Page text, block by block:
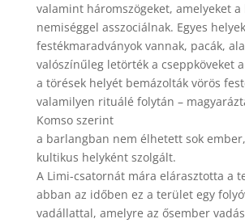
valamint háromszögeket, amelyeket a
nemiséggel asszociálnak. Egyes
festékmaradványok vannak, pacák,
valószínűleg letörték a cseppköveket
a törések helyét bemázolták vörös
valamilyen rituálé folytán –
Komso szerint
a barlangban nem élhetett sok
kultikus helyként szolgált.
A Limi-csatornát mára elárasztotta a
abban az időben ez a terület egy
vadállattal, amelyre az ősember